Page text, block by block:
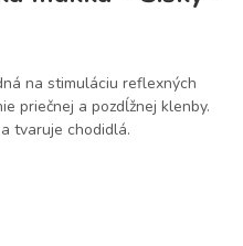
na stimuláciu reflexných
priečnej a pozdĺžnej klenby.
tvaruje chodidlá.